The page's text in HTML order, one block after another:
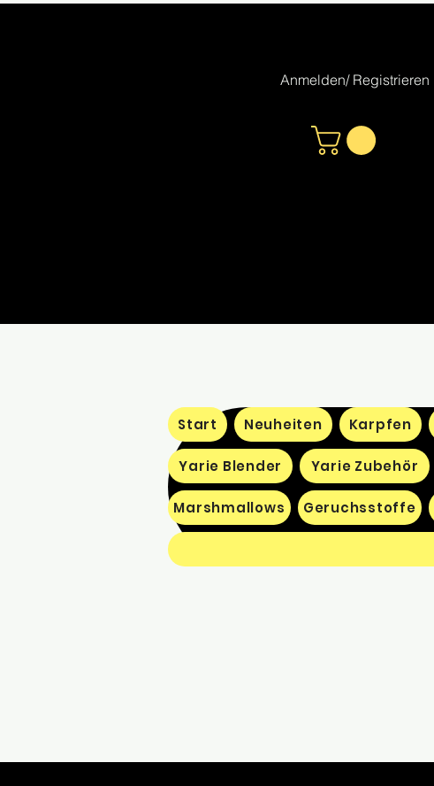
Anmelden/ Registrieren
Start Neuheiten Karpfen
Yarie Blender Yarie Zubehör
Marshmallows Geruchsstoffe